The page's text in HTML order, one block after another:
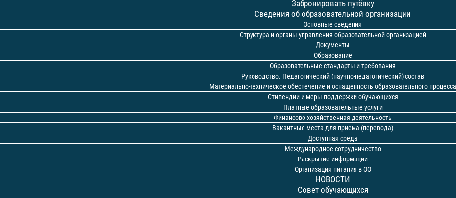
Забронировать путёвку
Сведения об образовательной организации
Основные сведения
Структура и органы управления образовательной организацией
Документы
Образование
Образовательные стандарты и требования
Руководство. Педагогический (научно-педагогический) состав
Материально-техническое обеспечение и оснащенность образовательного процесса
Стипендии и меры поддержки обучающихся
Платные образовательные услуги
Финансово-хозяйственная деятельность
Вакантные места для приема (перевода)
Доступная среда
Международное сотрудничество
Раскрытие информации
Организация питания в ОО
НОВОСТИ
Совет обучающихся